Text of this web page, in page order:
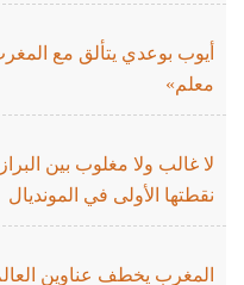
أيوب بوعدي يتألق مع
معلم»
لا غالب ولا مغلوب بين
نقطتها الأولى في المونديال
المغرب يخطف عناوين